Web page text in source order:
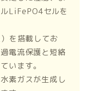
LiFePO4セルを
を搭載してお
電流保護と短絡
います。
素ガスが生成し